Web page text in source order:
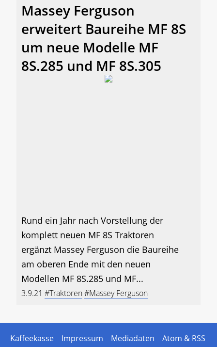
Massey Ferguson
erweitert Baureihe MF 8S
um neue Modelle MF
8S.285 und MF 8S.305
Rund ein Jahr nach Vorstellung der
komplett neuen MF 8S Traktoren
ergänzt Massey Ferguson die Baureihe
am oberen Ende mit den neuen
Modellen MF 8S.285 und MF...
3.9.21 #Traktoren#Massey Ferguson
Kaffeekasse Impressum Mediadaten
Atom & RSS